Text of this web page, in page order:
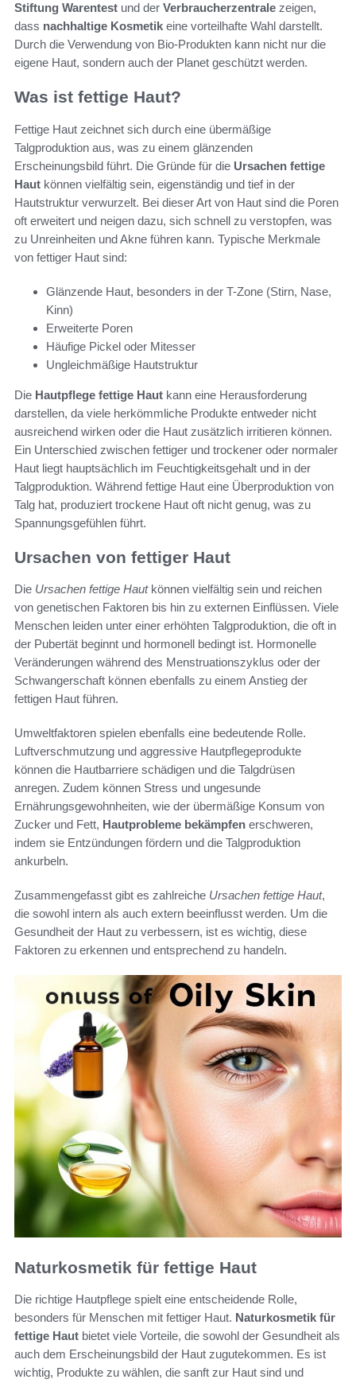
Stiftung Warentest und der Verbraucherzentrale zeigen,
dass nachhaltige Kosmetik eine vorteilhafte Wahl darstellt.
Durch die Verwendung von Bio-Produkten kann nicht nur die
eigene Haut, sondern auch der Planet geschützt werden.
Was ist fettige Haut?
Fettige Haut zeichnet sich durch eine übermäßige
Talgproduktion aus, was zu einem glänzenden
Erscheinungsbild führt. Die Gründe für die Ursachen fettige
Haut können vielfältig sein, eigenständig und tief in der
Hautstruktur verwurzelt. Bei dieser Art von Haut sind die Poren
oft erweitert und neigen dazu, sich schnell zu verstopfen, was
zu Unreinheiten und Akne führen kann. Typische Merkmale
von fettiger Haut sind:
Glänzende Haut, besonders in der T-Zone (Stirn, Nase,
Kinn)
Erweiterte Poren
Häufige Pickel oder Mitesser
Ungleichmäßige Hautstruktur
Die Hautpflege fettige Haut kann eine Herausforderung
darstellen, da viele herkömmliche Produkte entweder nicht
ausreichend wirken oder die Haut zusätzlich irritieren können.
Ein Unterschied zwischen fettiger und trockener oder normaler
Haut liegt hauptsächlich im Feuchtigkeitsgehalt und in der
Talgproduktion. Während fettige Haut eine Überproduktion von
Talg hat, produziert trockene Haut oft nicht genug, was zu
Spannungsgefühlen führt.
Ursachen von fettiger Haut
Die Ursachen fettige Hautkönnen vielfältig sein und reichen
von genetischen Faktoren bis hin zu externen Einflüssen. Viele
Menschen leiden unter einer erhöhten Talgproduktion, die oft in
der Pubertät beginnt und hormonell bedingt ist. Hormonelle
Veränderungen während des Menstruationszyklus oder der
Schwangerschaft können ebenfalls zu einem Anstieg der
fettigen Haut führen.
Umweltfaktoren spielen ebenfalls eine bedeutende Rolle.
Luftverschmutzung und aggressive Hautpflegeprodukte
können die Hautbarriere schädigen und die Talgdrüsen
anregen. Zudem können Stress und ungesunde
Ernährungsgewohnheiten, wie der übermäßige Konsum von
Zucker und Fett, Hautprobleme bekämpfen erschweren,
indem sie Entzündungen fördern und die Talgproduktion
ankurbeln.
Zusammengefasst gibt es zahlreiche Ursachen fettige Haut,
die sowohl intern als auch extern beeinflusst werden. Um die
Gesundheit der Haut zu verbessern, ist es wichtig, diese
Faktoren zu erkennen und entsprechend zu handeln.
Naturkosmetik für fettige Haut
Die richtige Hautpflege spielt eine entscheidende Rolle,
besonders für Menschen mit fettiger Haut. Naturkosmetik für
fettige Haut bietet viele Vorteile, die sowohl der Gesundheit als
auch dem Erscheinungsbild der Haut zugutekommen. Es ist
wichtig, Produkte zu wählen, die sanft zur Haut sind und